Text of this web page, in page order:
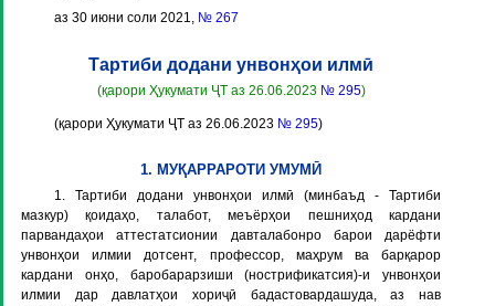
аз 30 июни соли 2021, № 267
Тартиби додани унвонҳои илмӣ
(қарори Ҳукумати ҶТ аз 26.06.2023 № 295)
(қарори Ҳукумати ҶТ аз 26.06.2023 № 295)
1. МУҚАРРАРОТИ УМУМӢ
1. Тартиби додани унвонҳои илмӣ (минбаъд - Тартиби
мазкур) қоидаҳо, талабот, меъёрҳои пешниҳод кардани
парвандаҳои аттестатсионии давталабонро барои дарёфти
унвонҳои илмии дотсент, профессор, маҳрум ва барқарор
кардани онҳо, баробарарзиши (нострификатсия)-и унвонҳои
илмии дар давлатҳои хориҷӣ бадастовардашуда, аз нав